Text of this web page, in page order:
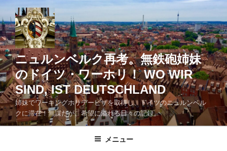
コ
ン
テ
ン
ツ
へ
ス
キ
ッ
プ
ニュルンベルク再考。無鉄砲姉妹
のドイツ・ワーホリ！ WO WIR
SIND, IST DEUTSCHLAND
姉妹でワーキングホリデービザを取得し、ドイツのニュルンベル
クに滞在！無謀だが、希望に溢れる日々の記録。
メニュー